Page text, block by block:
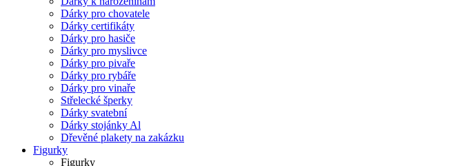
Dárky pro chovatele
Dárky certifikáty
Dárky pro hasiče
Dárky pro myslivce
Dárky pro pivaře
Dárky pro rybáře
Dárky pro vinaře
Střelecké šperky
Dárky svatební
Dárky stojánky Al
Dřevěné plakety na zakázku
Figurky
Figurky